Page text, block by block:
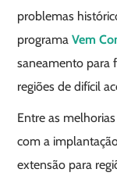
problemas
programaVem
saneamento para
regiões de difícil
Entre as
com a
extensão para